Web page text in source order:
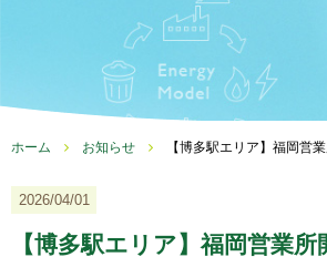
ホーム お知らせ 【博多駅エリア】福岡営
2026/04/01
【博多駅エリア】福岡営業